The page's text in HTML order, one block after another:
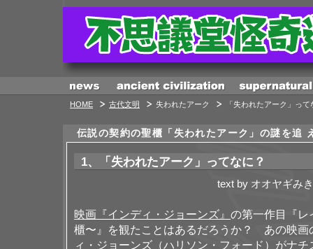
HOME 古代文明 失われたアーク 「失われたアーク」って
伝説の契約の聖櫃「失われたアーク」の謎を追
1、「失われたアーク」ってなに？
text by オオヤギみ
映画『インディ・ジョーンズ』 の第一作目『レ
櫃〜』を観たことはあるだろうか？ あの映画
ィ・ジョーンズ（ハリソン・フォード）がナ